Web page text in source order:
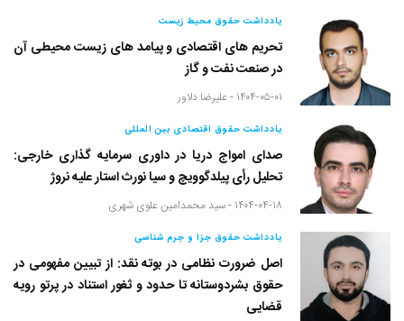
یادداشت حقوق محیط زیست
تحریم های اقتصادی و پیامد های زیست محیطی آن
در صنعت نفت و گاز
۱۴۰۴-۰۵-۰۱ - علیرضا دلاور
یادداشت حقوق اقتصادی بین المللی
صدای امواج دریا در داوری سرمایه گذاری خارجی:
تحلیل رأی پیلدگوویچ و سیا نورث استار علیه نروژ
۱۴۰۴-۰۴-۱۸ - سید محمدامین علوی شهری
یادداشت حقوق جزا و جرم شناسی
اصل ضرورت نظامی در بوته نقد: از تبیین مفهومی در
حقوق بشردوستانه تا حدود و ثغور استناد در پرتو رویه
قضایی